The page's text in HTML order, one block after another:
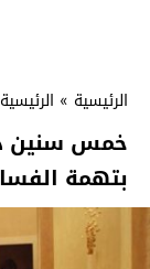
الرئيسية » الرئيسية
خمس سنين
بتهمة